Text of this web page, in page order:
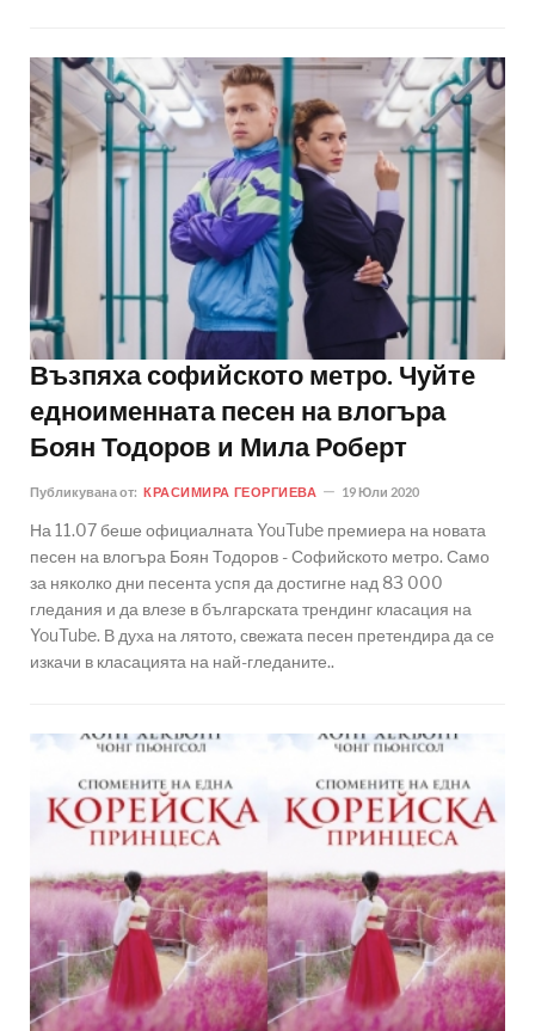
Възпяха софийското метро. Чуйте
едноименната песен на влогъра
Боян Тодоров и Мила Роберт
Публикувана от: КРАСИМИРА ГЕОРГИЕВА 19 Юли 2020
На 11.07 беше официалната YouTube премиера на новата
песен на влогъра Боян Тодоров - Софийското метро. Само
за няколко дни песента успя да достигне над 83 000
гледания и да влезе в българската трендинг класация на
YouTube. В духа на лятото, свежата песен претендира да се
изкачи в класацията на най-гледаните..